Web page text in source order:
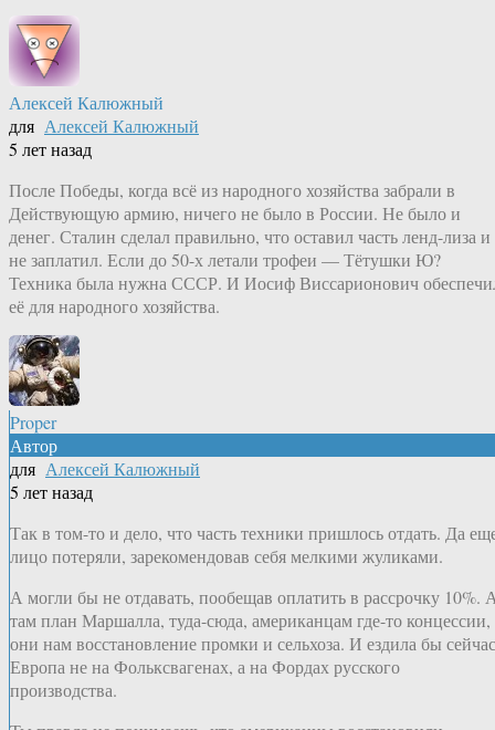
Алексей Калюжный
для Алексей Калюжный
5 лет назад
После Победы, когда всё из народного хозяйства забрали в
Действующую армию, ничего не было в России. Не было и
денег. Сталин сделал правильно, что оставил часть ленд-лиза и
не заплатил. Если до 50-х летали трофеи — Тётушки Ю?
Техника была нужна СССР. И Иосиф Виссарионович
её для народного хозяйства.
Proper
Автор
для Алексей Калюжный
5 лет назад
Так в том-то и дело, что часть техники пришлось отдать. Да
лицо потеряли, зарекомендовав себя мелкими жуликами.
А могли бы не отдавать, пообещав оплатить в рассрочку 10%.
там план Маршалла, туда-сюда, американцам где-то концессии,
они нам восстановление промки и сельхоза. И ездила бы сейчас
Европа не на Фольксвагенах, а на Фордах русского
производства.